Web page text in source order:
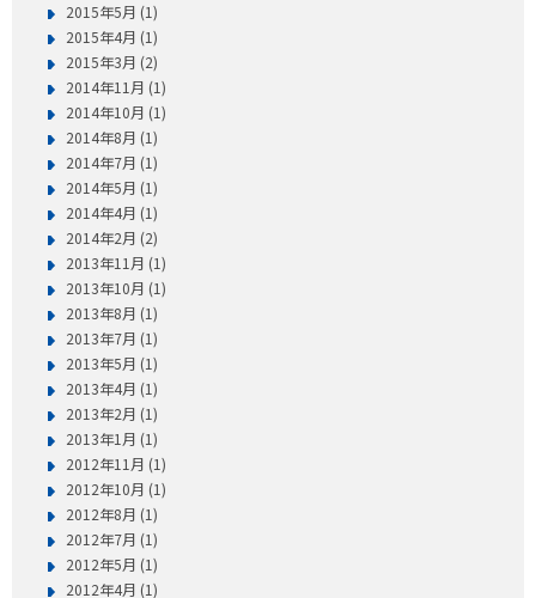
2015年5月 (1)
2015年4月 (1)
2015年3月 (2)
2014年11月 (1)
2014年10月 (1)
2014年8月 (1)
2014年7月 (1)
2014年5月 (1)
2014年4月 (1)
2014年2月 (2)
2013年11月 (1)
2013年10月 (1)
2013年8月 (1)
2013年7月 (1)
2013年5月 (1)
2013年4月 (1)
2013年2月 (1)
2013年1月 (1)
2012年11月 (1)
2012年10月 (1)
2012年8月 (1)
2012年7月 (1)
2012年5月 (1)
2012年4月 (1)